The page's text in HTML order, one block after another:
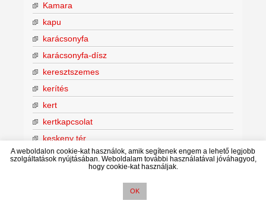
Kamara
kapu
karácsonyfa
karácsonyfa-dísz
keresztszemes
kerítés
kert
kertkapcsolat
keskeny tér
kiállítás
A weboldalon cookie-kat használok, amik segítenek engem a lehető legjobb
szolgáltatások nyújtásában. Weboldalam további használatával jóváhagyod,
hogy cookie-kat használjak.
OK